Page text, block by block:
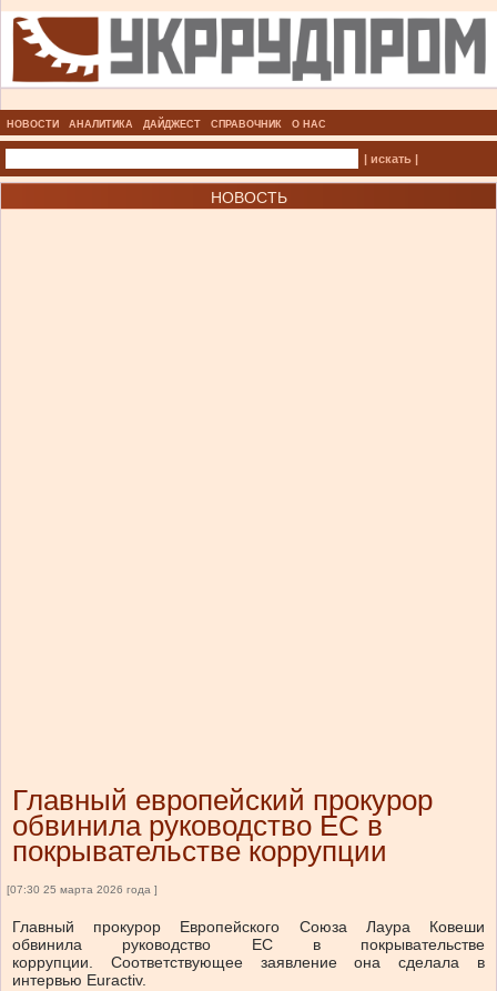
НОВОСТИ АНАЛИТИКА ДАЙДЖЕСТ СПРАВОЧНИК О НАС
| искать |
НОВОСТЬ
Главный европейский прокурор
обвинила руководство ЕС в
покрывательстве коррупции
[07:30 25 марта 2026 года ]
Главный прокурор Европейского Союза Лаура Ковеши
обвинила руководство ЕС в покрывательстве
коррупции. Соответствующее заявление она сделала в
интервью Euractiv.